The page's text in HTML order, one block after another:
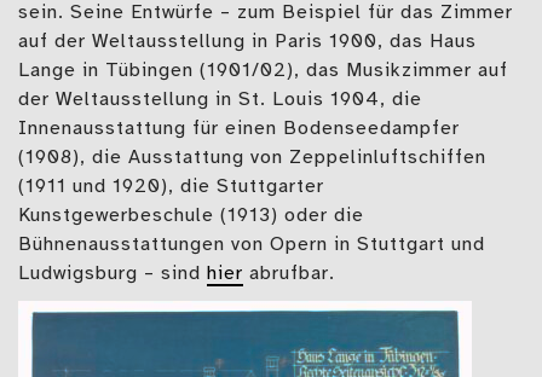
sein. Seine Entwürfe – zum Beispiel für das Zimmer
auf der Weltausstellung in Paris 1900, das Haus
Lange in Tübingen (1901/02), das Musikzimmer auf
der Weltausstellung in St. Louis 1904, die
Innenausstattung für einen Bodenseedampfer
(1908), die Ausstattung von Zeppelinluftschiffen
(1911 und 1920), die Stuttgarter
Kunstgewerbeschule (1913) oder die
Bühnenausstattungen von Opern in Stuttgart und
Ludwigsburg – sind hier abrufbar.